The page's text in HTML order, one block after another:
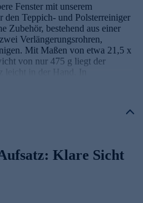
Fenster mit unserem
den Teppich- und Polsterreiniger
Zubehör, bestehend aus einer
Verlängerungsrohren,
Mit Maßen von etwa 21,5 x
von nur 475 g liegt der
leicht in der Hand. In
Cleaner sorgt er für streifenfreie
Klare Sicht